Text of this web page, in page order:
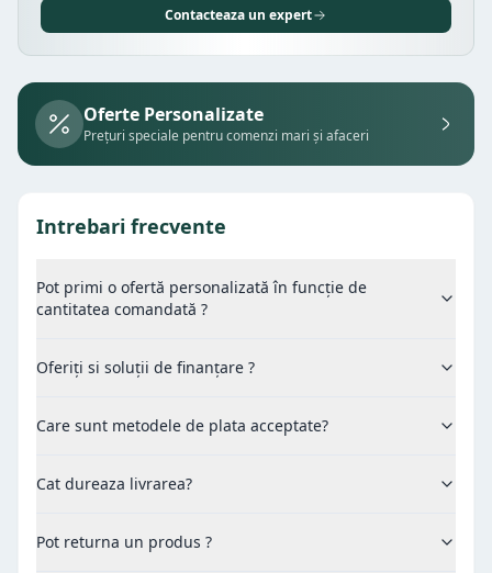
Contacteaza un expert
Oferte Personalizate
Prețuri speciale pentru comenzi mari și afaceri
Intrebari frecvente
Pot primi o ofertă personalizată în funcție de
cantitatea comandată ?
Oferiți si soluții de finanțare ?
Care sunt metodele de plata acceptate?
Cat dureaza livrarea?
Pot returna un produs ?